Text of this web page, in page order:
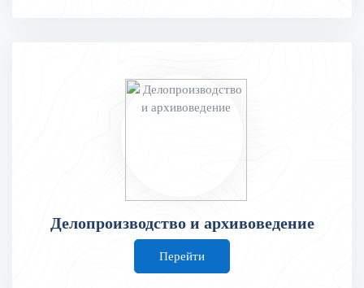
Делопроизводство и архивоведение
Перейти